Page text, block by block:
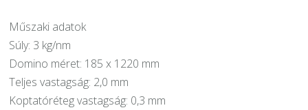
Műszaki adatok
Súly: 3 kg/nm
Domino méret: 185 x 1220 mm
Teljes vastagság: 2,0 mm
Koptatóréteg vastagság: 0,3 mm